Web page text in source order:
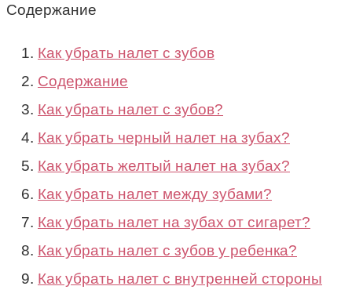
Содержание
Как убрать налет с зубов
Содержание
Как убрать налет с зубов?
Как убрать черный налет на зубах?
Как убрать желтый налет на зубах?
Как убрать налет между зубами?
Как убрать налет на зубах от сигарет?
Как убрать налет с зубов у ребенка?
Как убрать налет с внутренней стороны